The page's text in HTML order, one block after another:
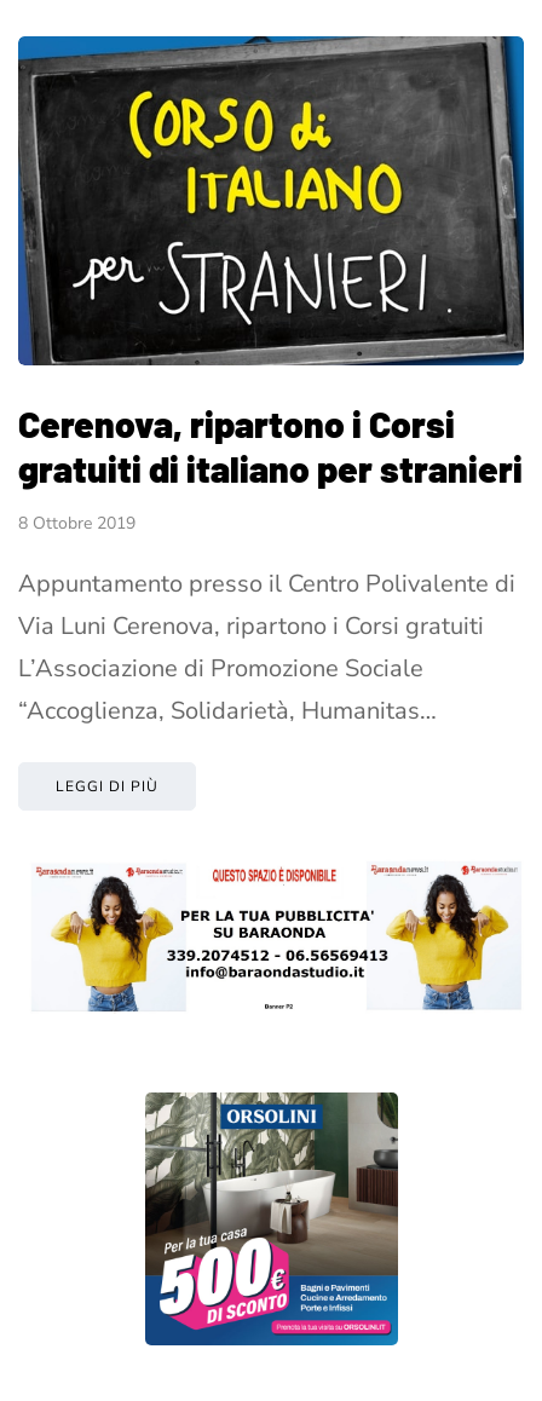
Cerenova, ripartono i Corsi
gratuiti di italiano per stranieri
8 Ottobre 2019
Appuntamento presso il Centro Polivalente di
Via Luni Cerenova, ripartono i Corsi gratuiti
L’Associazione di Promozione Sociale
“Accoglienza, Solidarietà, Humanitas…
LEGGI DI PIÙ